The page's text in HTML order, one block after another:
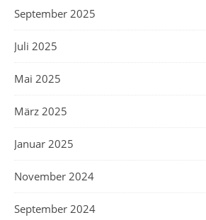
September 2025
Juli 2025
Mai 2025
März 2025
Januar 2025
November 2024
September 2024